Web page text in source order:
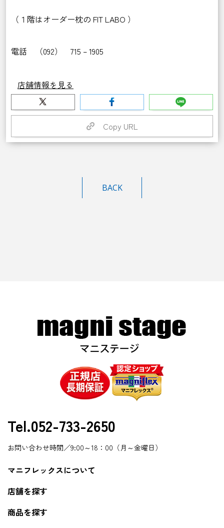
（１階はオーダー枕の FIT LABO ）
電話 （092） 715 – 1905
店舗情報を見る
Copy URL
BACK
Tel.052-733-2650
お問い合わせ時間／9:00～18：00（月～金曜日）
マニフレックスについて
店舗を探す
商品を探す